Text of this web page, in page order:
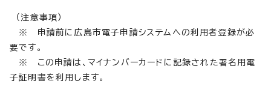
（注意事項）
※ 申請前に広島市電子申請システムへの利用者登録が必
要です。
※ この申請は、マイナンバーカードに記録された署名用電
子証明書を利用します。